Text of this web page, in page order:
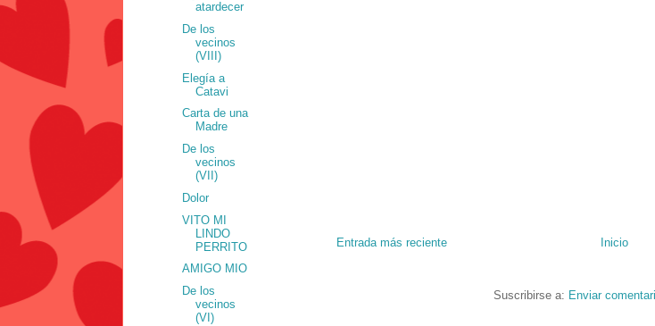
Entrada más reciente Inicio
Suscribirse a: Enviar
atardecer
De los
vecinos
(VIII)
Elegía a
Catavi
Carta de una
Madre
De los
vecinos
(VII)
Dolor
VITO MI
LINDO
PERRITO
AMIGO MIO
De los
vecinos
(VI)